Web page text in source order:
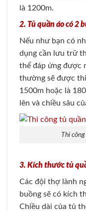
là 1200m.
2. Tủ quần áo có 2
Nếu như bạn có
dụng cần lưu trữ
thể đáp ứng được
thường sẽ được
1500m hoặc là
lên và chiều sâu
Thi
3. Kích thước tủ
Các đội thợ lành
buồng sẽ có kích
Chiều dài của tủ